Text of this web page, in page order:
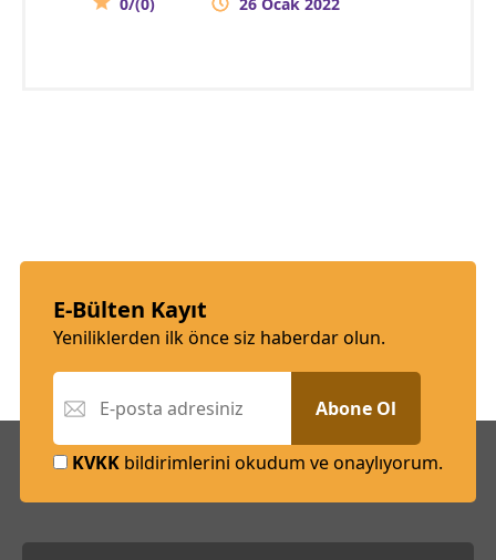
E-Bülten Kayıt
Yeniliklerden ilk önce siz haberdar olun.
Abone Ol
KVKK bildirimlerini okudum ve onaylıyorum.